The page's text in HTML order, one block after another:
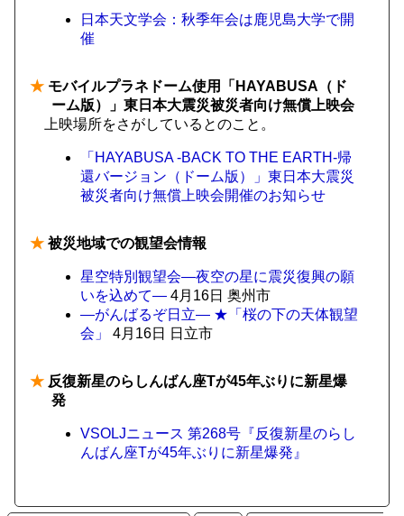
日本天文学会：秋季年会は鹿児島大学で開
催
★ モバイルプラネドーム使用「HAYABUSA（ド
ーム版）」東日本大震災被災者向け無償上映会
上映場所をさがしているとのこと。
「HAYABUSA -BACK TO THE EARTH-帰
還バージョン（ドーム版）」東日本大震災
被災者向け無償上映会開催のお知らせ
★ 被災地域での観望会情報
星空特別観望会―夜空の星に震災復興の願
いを込めて― 4月16日 奥州市
―がんばるぞ日立― ★「桜の下の天体観望
会」
4月16日 日立市
★ 反復新星のらしんばん座Tが45年ぶりに新星爆
発
VSOLJニュース 第268号『反復新星のらし
んばん座Tが45年ぶりに新星爆発』